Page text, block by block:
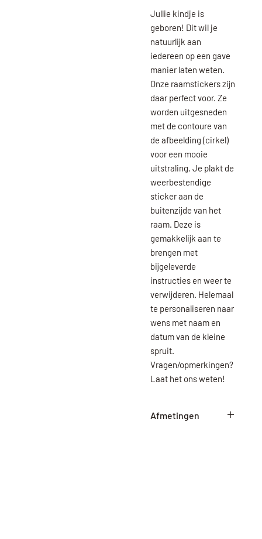
Jullie kindje is
geboren! Dit wil je
natuurlijk aan
iedereen op een gave
manier laten weten.
Onze raamstickers zijn
daar perfect voor. Ze
worden uitgesneden
met de contoure van
de afbeelding (cirkel)
voor een mooie
uitstraling. Je plakt de
weerbestendige
sticker aan de
buitenzijde van het
raam. Deze is
gemakkelijk aan te
brengen met
bijgeleverde
instructies en weer te
verwijderen. Helemaal
te personaliseren naar
wens met naam en
datum van de kleine
spruit.
Vragen/opmerkingen?
Laat het ons weten!
Afmetingen